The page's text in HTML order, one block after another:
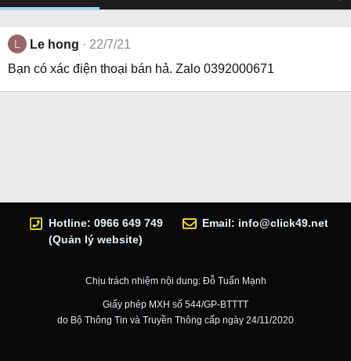
L Le hong
22/7/21
Bạn có xác điện thoại bán hả. Zalo 0392000671
Hotline: 0966 649 749
(Quản lý website)
Email: info@click49.net
Chịu trách nhiệm nội dung: Đỗ Tuấn Mạnh
Giấy phép MXH số 544/GP-BTTTT
do Bộ Thông Tin và Truyền Thông cấp ngày 24/11/2020